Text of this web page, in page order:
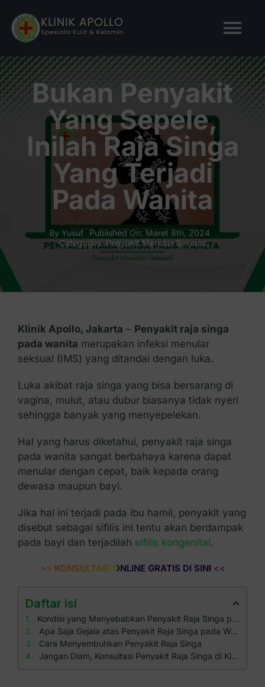
content
BERANDA
TENTANG KAMI
LAYANAN KAMI
Tanya Apollo
Bukan Penyakit
Yang Sepele,
Inilah Raja Singa
Yang Terjadi
Pada Wanita
By Yusuf
Published On: Maret 8th, 2024
Categories: Penyakit Menular Seksual
Klinik Apollo, Jakarta – Penyakit raja singa
pada wanita merupakan infeksi menular
seksual (IMS) yang ditandai dengan luka.
Luka akibat raja singa yang bisa bersarang di
vagina, mulut, atau dubur biasanya tidak nyeri
sehingga banyak yang menyepelekan.
Hal yang harus diketahui, penyakit raja singa
pada wanita sangat berbahaya karena dapat
menular dengan cepat, baik kepada orang
dewasa maupun bayi.
Jika hal ini terjadi pada ibu hamil, penyakit yang
disebut sebagai sifilis ini tentu akan berdampak
pada bayi dan terjadilah sifilis kongenital.
>> KONSULTASI ONLINE GRATIS DI SINI <<
Daftar isi
Kondisi yang Menyebabkan Penyakit Raja Singa pada Wanita
Apa Saja Gejala atas Penyakit Raja Singa pada Wanita?
Cara Menyembuhkan Penyakit Raja Singa
Jangan Diam, Konsultasi Penyakit Raja Singa di Klinik Apollo!